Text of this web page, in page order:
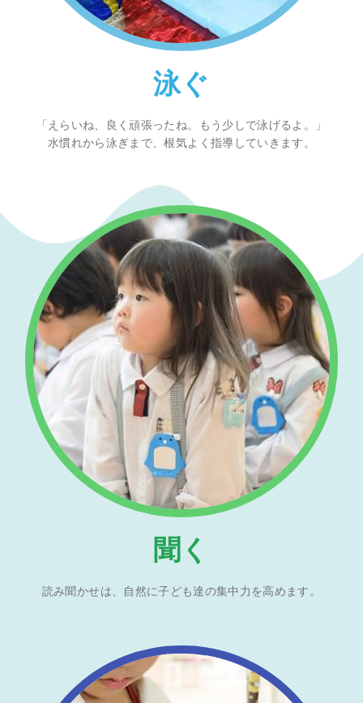
泳ぐ
「えらいね、良く頑張ったね。もう少しで泳げるよ。」
水慣れから泳ぎまで、根気よく指導していきます。
聞く
読み聞かせは、自然に子ども達の集中力を高めます。